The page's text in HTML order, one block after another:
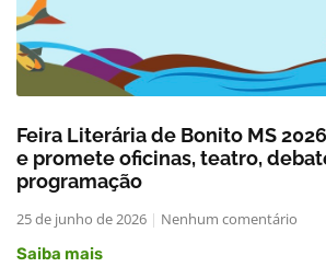
Feira Literária de Bonito MS
e promete oficinas, teatro,
programação
25 de junho de 2026
Nenhum comentário
Saiba mais